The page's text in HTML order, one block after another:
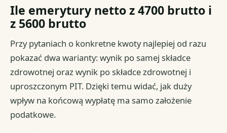
Ile emerytury netto z 4700 brutto i
z 5600 brutto
Przy pytaniach o konkretne kwoty najlepiej od razu
pokazać dwa warianty: wynik po samej składce
zdrowotnej oraz wynik po składce zdrowotnej i
uproszczonym PIT. Dzięki temu widać, jak duży
wpływ na końcową wypłatę ma samo założenie
podatkowe.